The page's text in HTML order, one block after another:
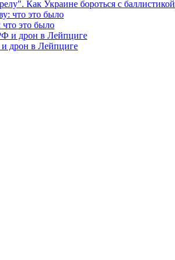
Как Украине бороться с баллистикой
это было
дрон в Лейпциге